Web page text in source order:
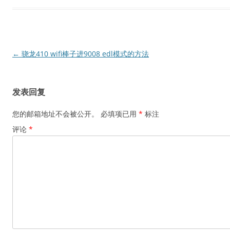
文
航
← 骁龙410 wifi棒子进9008 edl模式的方法
发表回复
您的邮箱地址不会被公开。 必填项已用 * 标注
评论 *